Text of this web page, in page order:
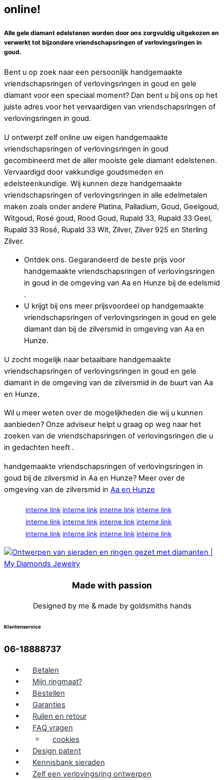
online!
Alle gele diamant edelstenen worden door ons zorgvuldig uitgekozen en
verwerkt tot bijzondere vriendschapsringen of verlovingsringen in
goud.
Bent u op zoek naar een persoonlijk handgemaakte
vriendschapsringen of verlovingsringen in goud en gele
diamant voor een speciaal moment? Dan bent u bij ons op het
juiste adres voor het vervaardigen van vriendschapsringen of
verlovingsringen in goud.
U ontwerpt zelf online uw eigen handgemaakte
vriendschapsringen of verlovingsringen in goud
gecombineerd met de aller mooiste gele diamant edelstenen.
Vervaardigd door vakkundige goudsmeden en
edelsteenkundige. Wij kunnen deze handgemaakte
vriendschapsringen of verlovingsringen in alle edelmetalen
maken zoals onder andere Platina, Palladium, Goud, Geelgoud,
Witgoud, Rosé goud, Rood Goud, Rupald 33, Rupald 33 Geel,
Rupald 33 Rosé, Rupald 33 Wit, Zilver, Zilver 925 en Sterling
Zilver.
Ontdek ons. Gegarandeerd de beste prijs voor
handgemaakte vriendschapsringen of verlovingsringen
in goud in de omgeving van Aa en Hunze bij de edelsmid
.
U krijgt bij ons meer prijsvoordeel op handgemaakte
vriendschapsringen of verlovingsringen in goud en gele
diamant dan bij de zilversmid in omgeving van Aa en
Hunze.
U zocht mogelijk naar betaalbare handgemaakte
vriendschapsringen of verlovingsringen in goud en gele
diamant in de omgeving van de zilversmid in de buurt van Aa
en Hunze.
Wil u meer weten over de mogelijkheden die wij u kunnen
aanbieden? Onze adviseur helpt u graag op weg naar het
zoeken van de vriendschapsringen of verlovingsringen die u
in gedachten heeft .
handgemaakte vriendschapsringen of verlovingsringen in
goud bij de zilversmid in Aa en Hunze? Meer over de
omgeving van de zilversmid in Aa en Hunze
interne link interne link interne link interne link
interne link interne link interne link interne link
interne link interne link interne link interne link
Made with passion
Designed by me & made by goldsmiths hands
Klantenservice
06-18888737
Betalen
Mijn ringmaat?
Bestellen
Garanties
Ruilen en retour
FAQ vragen
cookies
Design patent
Kennisbank sieraden
Zelf een verlovingsring ontwerpen